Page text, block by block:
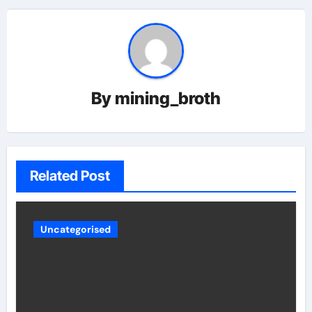
By mining_broth
Related Post
Uncategorised